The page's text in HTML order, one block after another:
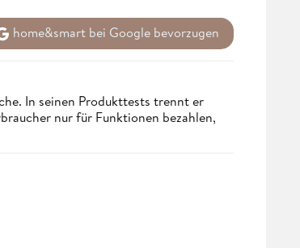
home&smart bei Google bevorzugen
In seinen Produkttests trennt er
nur für Funktionen bezahlen,